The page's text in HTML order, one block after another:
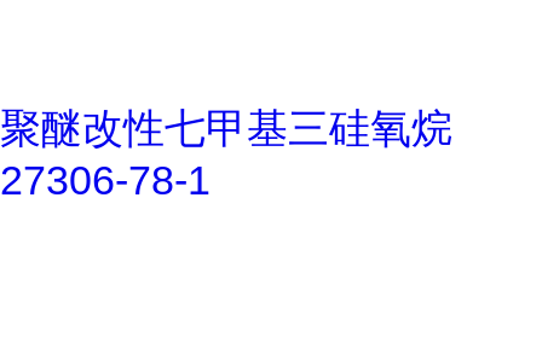
聚醚改性七甲基三硅氧烷
27306-78-1